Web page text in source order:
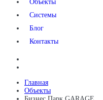
Объекты
Системы
Блог
Контакты
Главная
Объекты